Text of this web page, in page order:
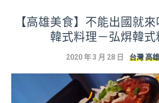
【高雄美食】不能出國就
韓式料理－弘焺韓式
2020 年 3 月 28 日 台灣 高雄